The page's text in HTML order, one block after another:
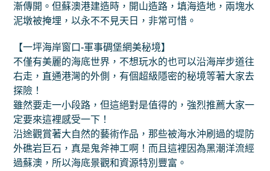
漸傳開。但蘇澳港建造時，開山造路，填海造地，兩塊水
泥墩被掩埋，以永不不見天日，非常可惜。
【一坪海岸窗口-軍事碉堡網美秘境】
不僅有美麗的海底世界，不想玩水的也可以沿海岸步道往
右走，直通港灣的外側，有個超級隱密的秘境等著大家去
探險！
雖然要走一小段路，但這絕對是值得的，強烈推薦大家一
定要來這裡感受一下！
沿途觀賞著大自然的藝術作品，那些被海水沖刷過的堤防
外礁岩巨石，真是鬼斧神工啊！而且這裡因為黑潮洋流經
過蘇澳，所以海底景觀和資源特別豐富。